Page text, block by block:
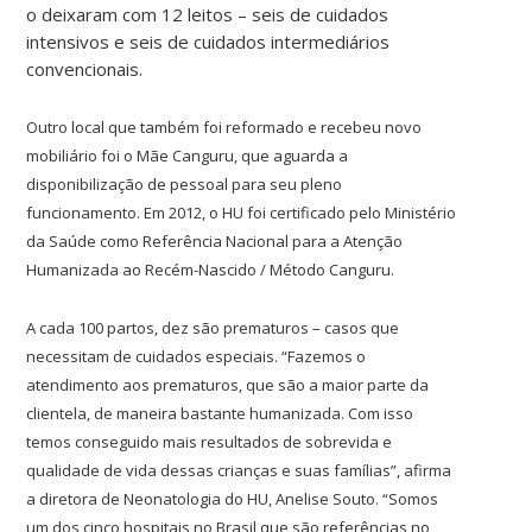
o deixaram com 12 leitos – seis de cuidados
intensivos e seis de cuidados intermediários
convencionais.
Outro local que também foi reformado e recebeu novo
mobiliário foi o Mãe Canguru, que aguarda a
disponibilização de pessoal para seu pleno
funcionamento. Em 2012, o HU foi certificado pelo Ministério
da Saúde como Referência Nacional para a Atenção
Humanizada ao Recém-Nascido / Método Canguru.
A cada 100 partos, dez são prematuros – casos que
necessitam de cuidados especiais.“Fazemos o
atendimento aos prematuros, que são a maior parte da
clientela, de maneira bastante humanizada. Com isso
temos conseguido mais resultados de sobrevida e
qualidade de vida dessas crianças e suas famílias”, afirma
a diretora de Neonatologia do HU, Anelise Souto. “Somos
um dos cinco hospitais no Brasil que são referências no